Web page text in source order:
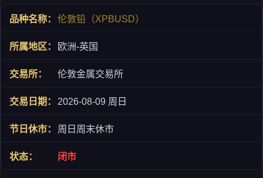
伦敦铅（XPBUSD）
欧洲-英国
伦敦金属交易所
2026-08-09 周日
周日周末休市
闭市